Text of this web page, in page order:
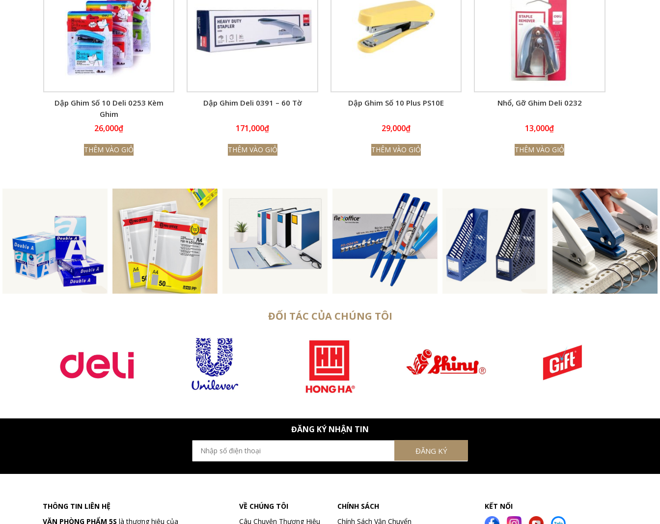
Dập Ghim Số 10 Deli 0253 Kèm
Ghim
26,000₫
THÊM VÀO GIỎ
Dập Ghim Deli 0391 – 60 Tờ
171,000₫
THÊM VÀO GIỎ
Dập Ghim Số 10 Plus PS10E
29,000₫
THÊM VÀO GIỎ
Nhổ, Gỡ Ghim Deli 0232
13,000₫
THÊM VÀO GIỎ
ĐỐI TÁC CỦA CHÚNG TÔI
ĐĂNG KÝ NHẬN TIN
THÔNG TIN LIÊN HỆ
VĂN PHÒNG PHẨM 5S là thương hiệu của
VỀ CHÚNG TÔI
Câu Chuyện Thương Hiệu
CHÍNH SÁCH
Chính Sách Vận Chuyển
KẾT NỐI